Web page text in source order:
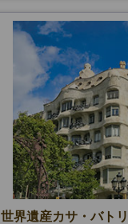
世界遺産カサ・バト